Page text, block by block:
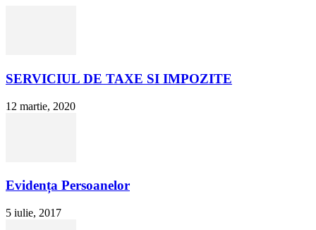
SERVICIUL DE TAXE SI IMPOZITE
12 martie, 2020
Evidența Persoanelor
5 iulie, 2017